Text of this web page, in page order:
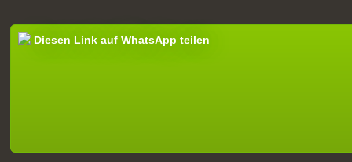
Diesen Link auf WhatsApp teilen